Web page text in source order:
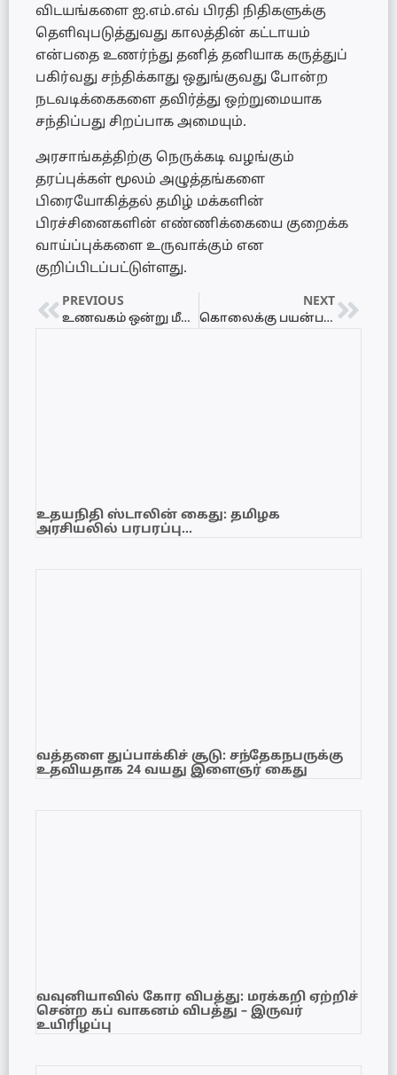
விடயங்களை ஐ.எம்.எவ் பிரதி நிதிகளுக்கு
தெளிவுபடுத்துவது காலத்தின் கட்டாயம்
என்பதை உணர்ந்து தனித் தனியாக கருத்துப்
பகிர்வது சந்திக்காது ஒதுங்குவது போன்ற
நடவடிக்கைகளை தவிர்த்து ஒற்றுமையாக
சந்திப்பது சிறப்பாக அமையும்.
அரசாங்கத்திற்கு நெருக்கடி வழங்கும்
தரப்புக்கள் மூலம் அழுத்தங்களை
பிரையோகித்தல் தமிழ் மக்களின்
பிரச்சினைகளின் எண்ணிக்கையை குறைக்க
வாய்ப்புக்களை உருவாக்கும் என
குறிப்பிடப்பட்டுள்ளது.
PREVIOUS
உணவகம் ஒன்று மீது இனந்தெரியாதோர் தாக்குதல்
NEXT
கொலைக்கு பயன்படுத்திய கார் அராலியில் மீட்பு!
உதயநிதி ஸ்டாலின் கைது: தமிழக
அரசியலில் பரபரப்பு…
வத்தளை துப்பாக்கிச் சூடு: சந்தேகநபருக்கு
உதவியதாக 24 வயது இளைஞர் கைது
வவுனியாவில் கோர விபத்து: மரக்கறி ஏற்றிச்
சென்ற கப் வாகனம் விபத்து – இருவர்
உயிரிழப்பு